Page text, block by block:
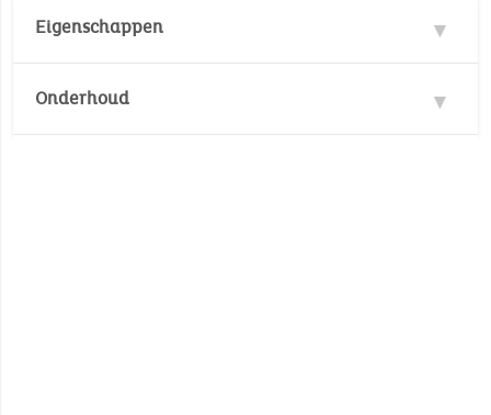
Eigenschappen
Onderhoud